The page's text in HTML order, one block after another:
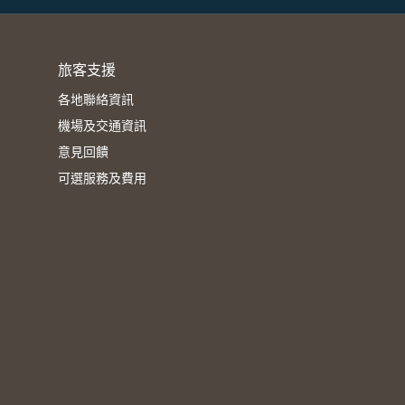
旅客支援
各地聯絡資訊
機場及交通資訊
意見回饋
可選服務及費用